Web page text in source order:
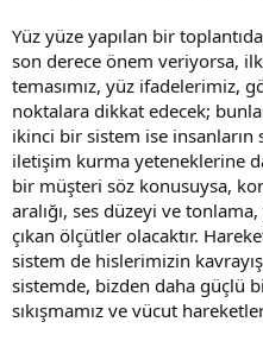
Yüz yüze yapılan bir
son derece önem veriyorsa,
temasımız, yüz ifadelerimiz,
noktalara dikkat edecek;
ikinci bir sistem ise insanların
iletişim kurma yeteneklerine
bir müşteri söz konusuysa,
aralığı, ses düzeyi ve
çıkan ölçütler olacaktır.
sistem de hislerimizin
sistemde, bizden daha güçlü
sıkışmamız ve vücut